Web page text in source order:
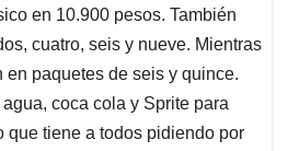
en 10.900 pesos. También
cuatro, seis y nueve. Mientras
paquetes de seis y quince.
coca cola y Sprite para
que tiene a todos pidiendo por